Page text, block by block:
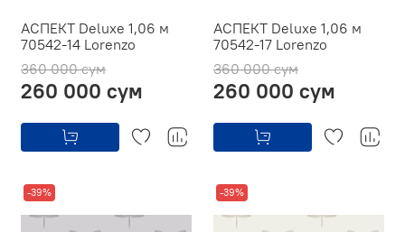
АСПЕКТ Deluxe 1,06 м
70542-14 Lorenzo
360 000 сум
260 000 сум
АСПЕКТ Deluxe 1,06 м
70542-17 Lorenzo
360 000 сум
260 000 сум
-39% -39%